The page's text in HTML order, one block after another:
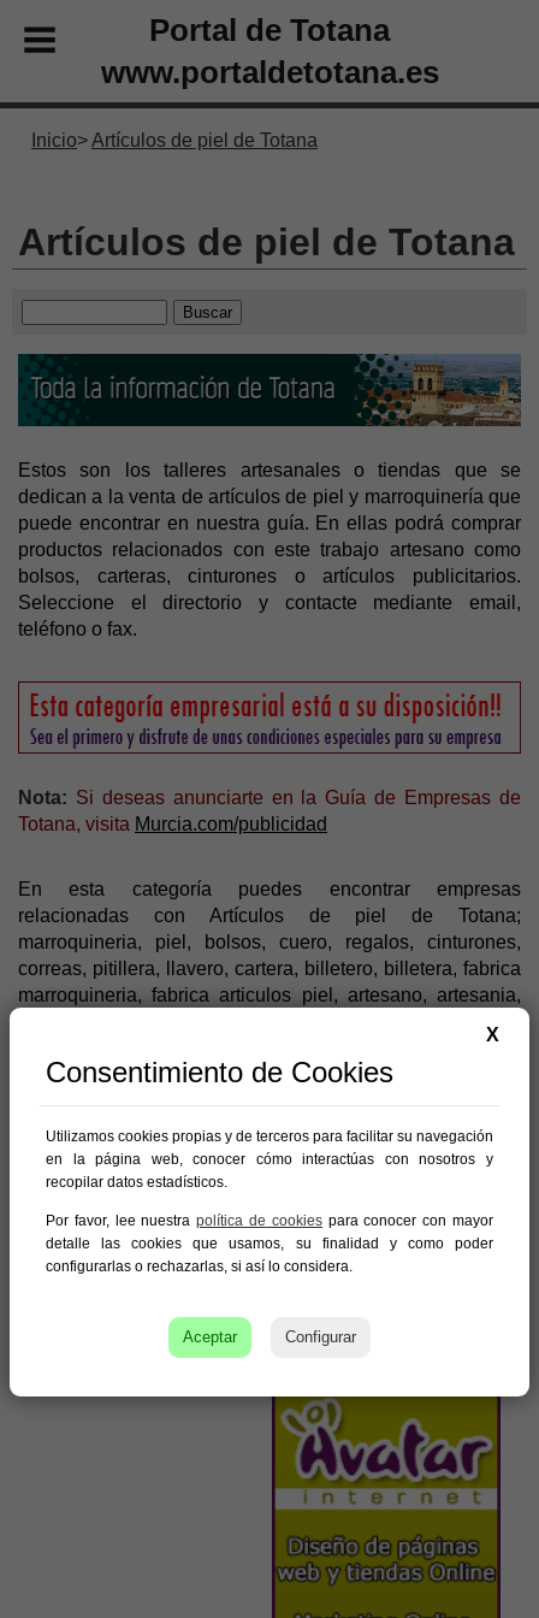
Portal de Totana
www.portaldetotana.es
Inicio Artículos de piel de Totana
Artículos de piel de Totana
Estos son los talleres artesanales o tiendas que se
dedican a la venta de artículos de piel y marroquinería que
puede encontrar en nuestra guía. En ellas podrá comprar
productos relacionados con este trabajo artesano como
bolsos, carteras, cinturones o artículos publicitarios.
Seleccione el directorio y contacte mediante email,
teléfono o fax.
Nota: Si deseas anunciarte en la Guía de Empresas de
Totana, visita Murcia.com/publicidad
En esta categoría puedes encontrar empresas
relacionadas con Artículos de piel de Totana;
marroquineria, piel, bolsos, cuero, regalos, cinturones,
correas, pitillera, llavero, cartera, billetero, billetera, fabrica
marroquineria, fabrica articulos piel, artesano, artesania,
X
Consentimiento de Cookies
Utilizamos cookies propias y de terceros para facilitar su navegación
en la página web, conocer cómo interactúas con nosotros y
recopilar datos estadísticos.
Por favor, lee nuestrapolítica de cookiespara conocer con mayor
detalle las cookies que usamos, su finalidad y como poder
configurarlas o rechazarlas, si así lo considera.
Aceptar Configurar